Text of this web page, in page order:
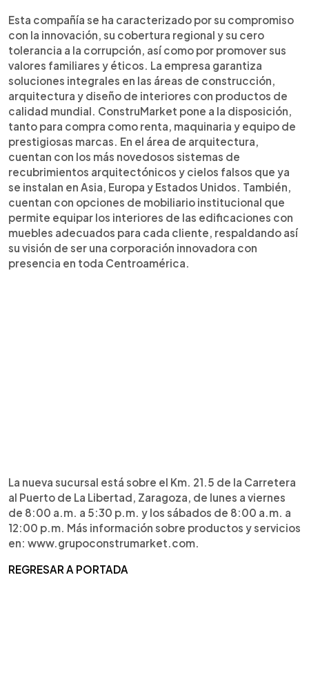
Esta compañía se ha caracterizado por su compromiso
con la innovación, su cobertura regional y su cero
tolerancia a la corrupción, así como por promover sus
valores familiares y éticos. La empresa garantiza
soluciones integrales en las áreas de construcción,
arquitectura y diseño de interiores con productos de
calidad mundial. ConstruMarket pone a la disposición,
tanto para compra como renta, maquinaria y equipo de
prestigiosas marcas. En el área de arquitectura,
cuentan con los más novedosos sistemas de
recubrimientos arquitectónicos y cielos falsos que ya
se instalan en Asia, Europa y Estados Unidos. También,
cuentan con opciones de mobiliario institucional que
permite equipar los interiores de las edificaciones con
muebles adecuados para cada cliente, respaldando así
su visión de ser una corporación innovadora con
presencia en toda Centroamérica.
La nueva sucursal está sobre el Km. 21.5 de la Carretera
al Puerto de La Libertad, Zaragoza, de lunes a viernes
de 8:00 a.m. a 5:30 p.m. y los sábados de 8:00 a.m. a
12:00 p.m. Más información sobre productos y servicios
en: www.grupoconstrumarket.com.
REGRESAR A PORTADA